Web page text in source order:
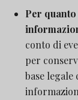
Per
conto di
per
base